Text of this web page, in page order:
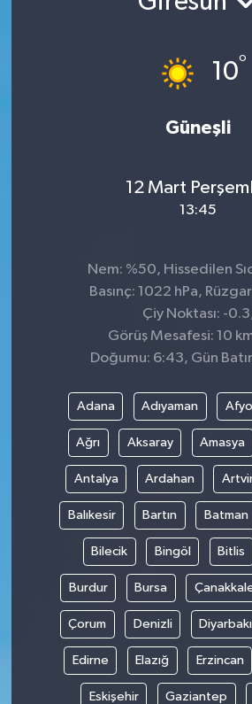
10°
Güneşli
12 Mart
13:45
Nem: %50, Hissedilen
Basınç: 1022 hPa,
Çiy Noktası: -
Görüş Mesafesi: 10
Doğumu: 6:43, Gün
Adana Adıyaman
Ağrı Aksaray Amasya
Antalya Ardahan
Balıkesir Bartın Batman
Bilecik Bingöl Bitlis
Burdur Bursa
Çorum Denizli
Edirne Elazığ Erzincan
Eskişehir Gaziantep